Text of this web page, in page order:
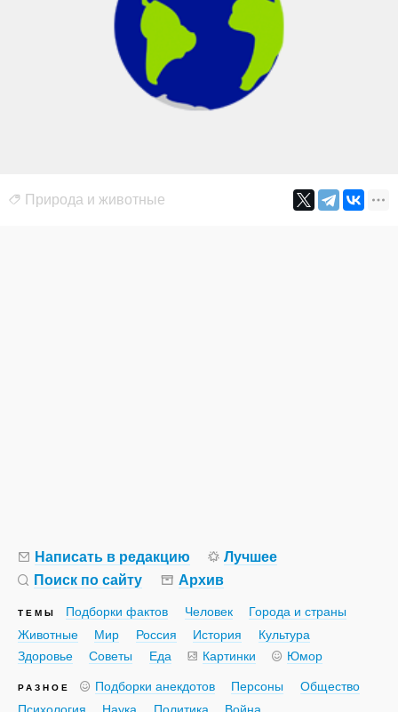
Природа и животные
Написать в редакцию
Лучшее
Поиск по сайту
Архив
ТЕМЫ Подборки фактов Человек
Города и страны
Животные
Мир Россия История
Культура
Здоровье
Советы Еда Картинки Юмор
РАЗНОЕ Подборки анекдотов Персоны
Общество